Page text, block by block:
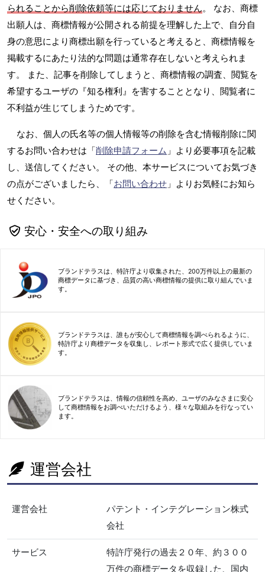
られることから削除依頼等には応じておりません。 なお、商標
出願人は、商標情報が公開される前提を理解した上で、自分自
身の意思により商標出願を行っていると考えると、商標情報を
掲載するにあたり法的な問題は通常存在しないと考えられま
す。 また、記事を削除してしまうと、商標情報の調査、閲覧を
希望するユーザの『知る権利』を害することとなり、閲覧者に
不利益が生じてしまうためです。
なお、個人の氏名等の個人情報等の削除を含む情報削除に関
するお問い合わせは「削除申請フォーム 」より必要事項を記載
し、送信してください。 その他、本サービスについてお気づき
の点がございましたら、「お問い合わせ 」よりお気軽にお知ら
せください。
安心・安全への取り組み
ブランドテラスは、特許庁より収集された、200万件以上の最新の
商標データに基づき、品質の高い商標情報の提供に取り組んでいま
す。
ブランドテラスは、誰もが安心して商標情報を調べられるように、
特許庁より商標データを収集し、レポート形式で広く提供していま
す。
ブランドテラスは、情報の信頼性を高め、ユーザのみなさまに安心
して商標情報をお調べいただけるよう、様々な取組みを行なってい
ます。
運営会社
運営会社
パテント・インテグレーション株式
会社
サービス
特許庁発行の過去２０年、約３００
万件の商標データを収録した、国内